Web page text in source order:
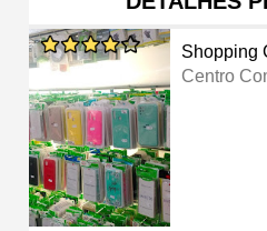
Shopping
Centro